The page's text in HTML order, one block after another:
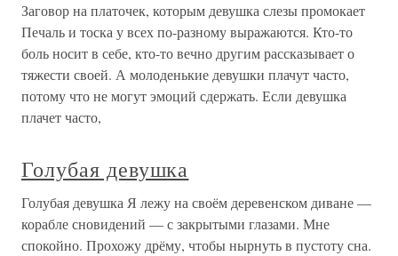
Заговор на платочек, которым девушка слезы промокает
Печаль и тоска у всех по-разному выражаются. Кто-то
боль носит в себе, кто-то вечно другим рассказывает о
тяжести своей. А молоденькие девушки плачут часто,
потому что не могут эмоций сдержать. Если девушка
плачет часто,
Голубая девушка
Голубая девушка Я лежу на своём деревенском диване —
корабле сновидений — с закрытыми глазами. Мне
спокойно. Прохожу дрёму, чтобы нырнуть в пустоту сна.